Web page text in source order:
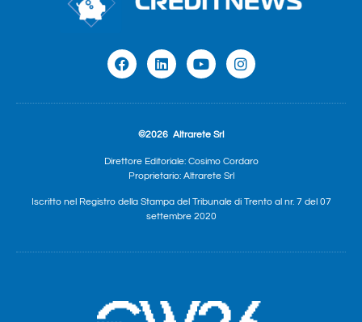
©2026 Altrarete Srl
Direttore Editoriale: Cosimo Cordaro
Proprietario: Altrarete Srl
Iscritto nel Registro della Stampa del Tribunale di Trento al nr. 7 del 07
settembre 2020